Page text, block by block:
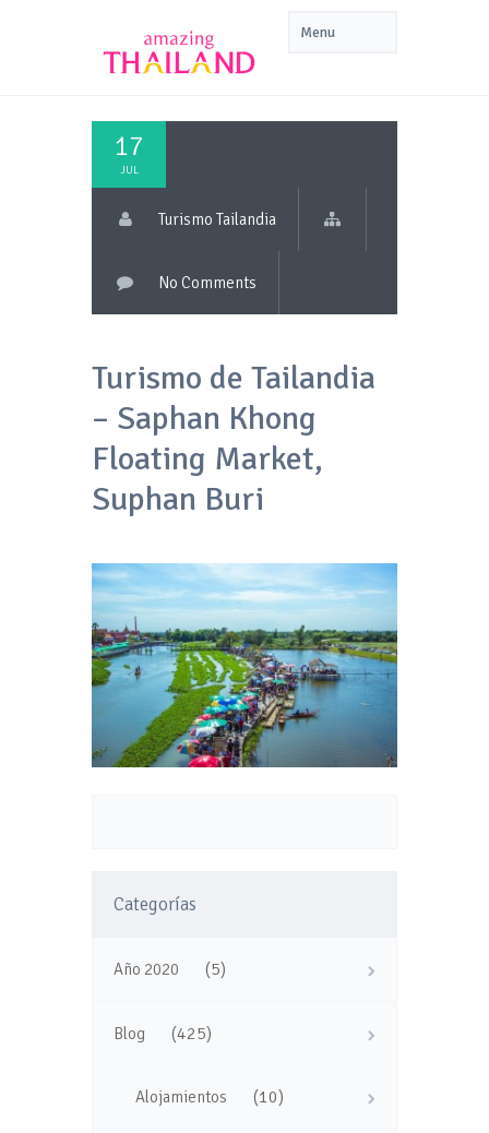
17
JUL
Turismo Tailandia
No Comments
Turismo de Tailandia
– Saphan Khong
Floating Market,
Suphan Buri
Categorías
Año 2020 (5)
Blog (425)
Alojamientos (10)